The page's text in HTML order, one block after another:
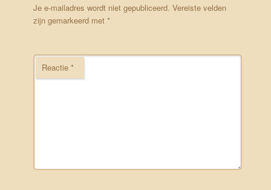
Je e-mailadres wordt niet gepubliceerd. Vereiste velden
zijn gemarkeerd met*
Reactie*